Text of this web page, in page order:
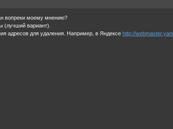
вопреки моему мнению?
(лучший вариант).
адресов для удаления. Например, в Яндексеhttp://